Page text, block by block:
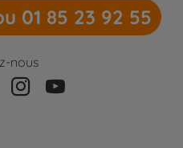
01 85 23 92 55
nous